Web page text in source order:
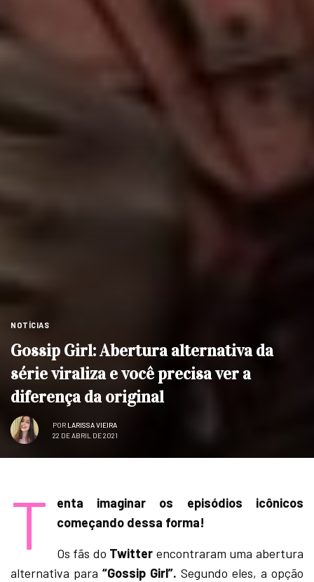
NOTÍCIAS
Gossip Girl: Abertura alternativa da
série viraliza e você precisa ver a
diferença da original
POR LARISSA VIEIRA
22 DE ABRIL DE 2021
T
enta imaginar os episódios icônicos
começando dessa forma!
Os fãs do Twitter encontraram uma abertura
alternativa para “Gossip Girl”. Segundo eles, a opção